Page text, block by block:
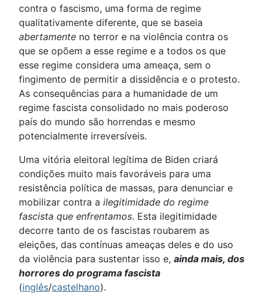
contra o fascismo, uma forma de regime
qualitativamente diferente, que se baseia
abertamente no terror e na violência contra os
que se opõem a esse regime e a todos os que
esse regime considera uma ameaça, sem o
fingimento de permitir a dissidência e o protesto.
As consequências para a humanidade de um
regime fascista consolidado no mais poderoso
país do mundo são horrendas e mesmo
potencialmente irreversíveis.
Uma vitória eleitoral legítima de Biden criará
condições muito mais favoráveis para uma
resistência política de massas, para denunciar e
mobilizar contra a ilegitimidade do regime
fascista que enfrentamos. Esta ilegitimidade
decorre tanto de os fascistas roubarem as
eleições, das contínuas ameaças deles e do uso
da violência para sustentar isso e, ainda mais, dos
horrores do programa fascista
(inglês/castelhano).